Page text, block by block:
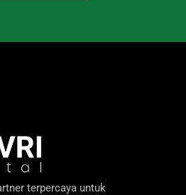
terpercaya untuk